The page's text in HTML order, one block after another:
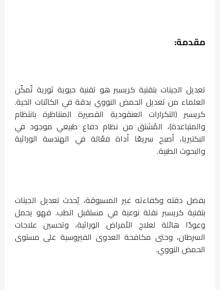
مقدمة:
تعديل الجينات بتقنية كريسبر هو تقنية حيوية ثورية تُمكّن
العلماء من تعديل الحمض النووي بدقة في الكائنات الحية.
كريسبر (التكرارات العنقودية القصيرة المتناظرة بانتظام
والمتباعدة)، المُشتق من نظام دفاع طبيعي موجود في
البكتيريا، أصبح سريعًا أداة فعّالة في الهندسة الوراثية
والبحوث الطبية.
بفضل دقته وكفاءته غير المسبوقة، يُحدث تعديل الجينات
بتقنية كريسبر نقلة نوعية في مستقبل الطب. فهو يحمل
وعودًا هائلة لعلاج الأمراض الوراثية، وتحسين علاجات
السرطان، وحتى مكافحة العدوى الفيروسية على مستوى
الحمض النووي.